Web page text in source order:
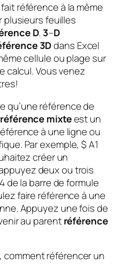
référence à la même
plusieurs feuilles
D. 3–D
3Ddans Excel
cellule ou plage sur
calcul. Vous venez
qu’une référence de
référence mixteest un
à une ligne ou
Par exemple, $ A1
créer un
deux ou trois
de la barre de formule
faire référence à une
Appuyez une fois de
au parentréférence
comment référencer un